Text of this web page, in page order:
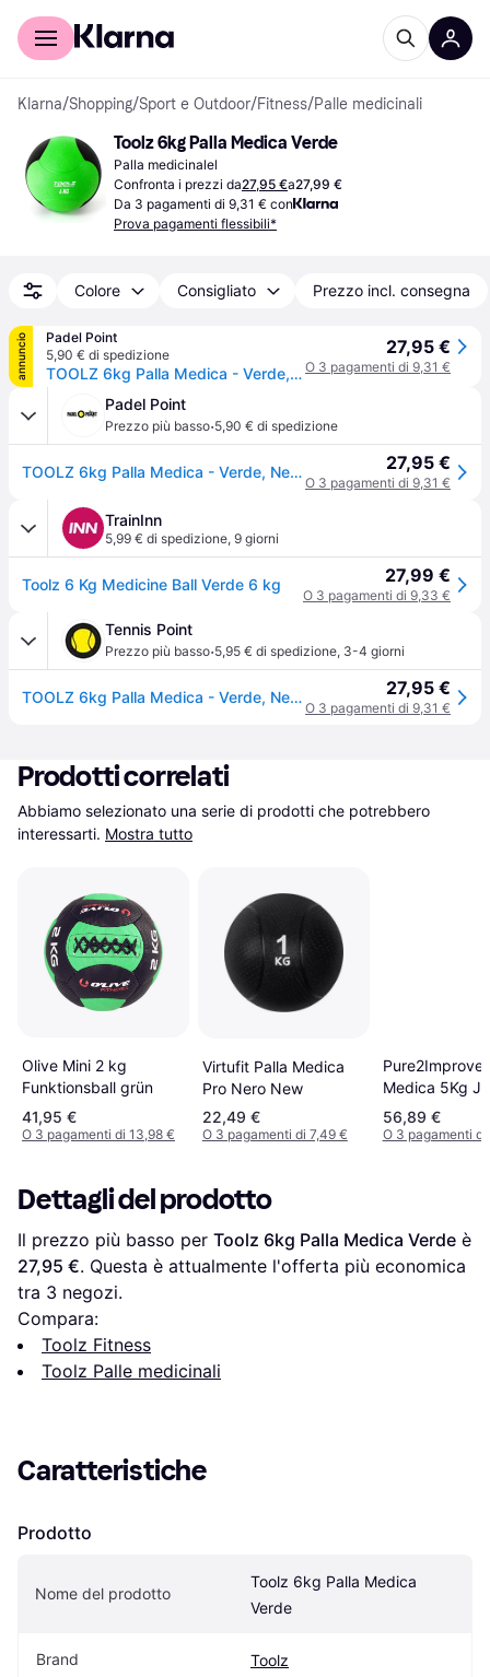
Per il tuo shopping
Klarna/Shopping/Sport e Outdoor/Fitness/Palle medicinali
Toolz 6kg Palla Medica Verde
Palla medicinalel
Confronta i prezzi da27,95 €a27,99 €
Da 3 pagamenti di 9,31 € con
Prova pagamenti flessibili*
Colore Consigliato Prezzo incl. consegna
annuncio
Padel Point
5,90 € di spedizione
TOOLZ 6kg Palla Medica - Verde, Nero - verde
27,95 €
O 3 pagamenti di 9,31 €
Padel Point
Prezzo più basso·5,90 € di spedizione
TOOLZ 6kg Palla Medica - Verde, Nero - verde 27,95 €
O 3 pagamenti di 9,31 €
TrainInn
5,99 € di spedizione, 9 giorni
Toolz 6 Kg Medicine Ball Verde 6 kg 27,99 €
O 3 pagamenti di 9,33 €
Tennis Point
Prezzo più basso·5,95 € di spedizione, 3-4 giorni
TOOLZ 6kg Palla Medica - Verde, Nero - verde 27,95 €
O 3 pagamenti di 9,31 €
Prodotti correlati
Abbiamo selezionato una serie di prodotti che potrebbero
interessarti. Mostra tutto
Olive Mini 2 kg
Funktionsball grün
41,95 €
O 3 pagamenti di 13,98 €
Virtufit Palla Medica
Pro Nero New
22,49 €
O 3 pagamenti di 7,49 €
Pure2Improve
Medica 5Kg
56,89 €
O 3 pagamenti di
Dettagli del prodotto
Il prezzo più basso per Toolz 6kg Palla Medica Verde
27,95 €. Questa è attualmente l'offerta più economica
tra 3 negozi.
Compara:
Toolz Fitness
Toolz Palle medicinali
Caratteristiche
Prodotto
Nome del prodotto
Toolz 6kg Palla Medica
Verde
Brand Toolz